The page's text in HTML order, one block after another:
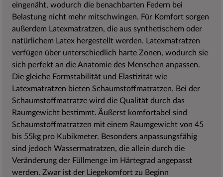
eingenäht, wodurch die benachbarten Federn bei
Belastung nicht mehr mitschwingen. Für Komfort sorgen
außerdem Latexmatratzen, die aus synthetischem oder
natürlichem Latex hergestellt werden. Latexmatratzen
verfügen über unterschiedlich harte Zonen, wodurch sie
sich perfekt an die Anatomie des Menschen anpassen.
Die gleiche Formstabilität und Elastizität wie
Latexmatratzen bieten Schaumstoffmatratzen. Bei der
Schaumstoffmatratze wird die Qualität durch das
Raumgewicht bestimmt. Äußerst komfortabel sind
Schaumstoffmatratzen mit einem Raumgewicht von 45
bis 55kg pro Kubikmeter. Besonders anpassungsfähig
sind jedoch Wassermatratzen, die allein durch die
Veränderung der Füllmenge im Härtegrad angepasst
werden. Zwar ist der Liegekomfort zu Beginn